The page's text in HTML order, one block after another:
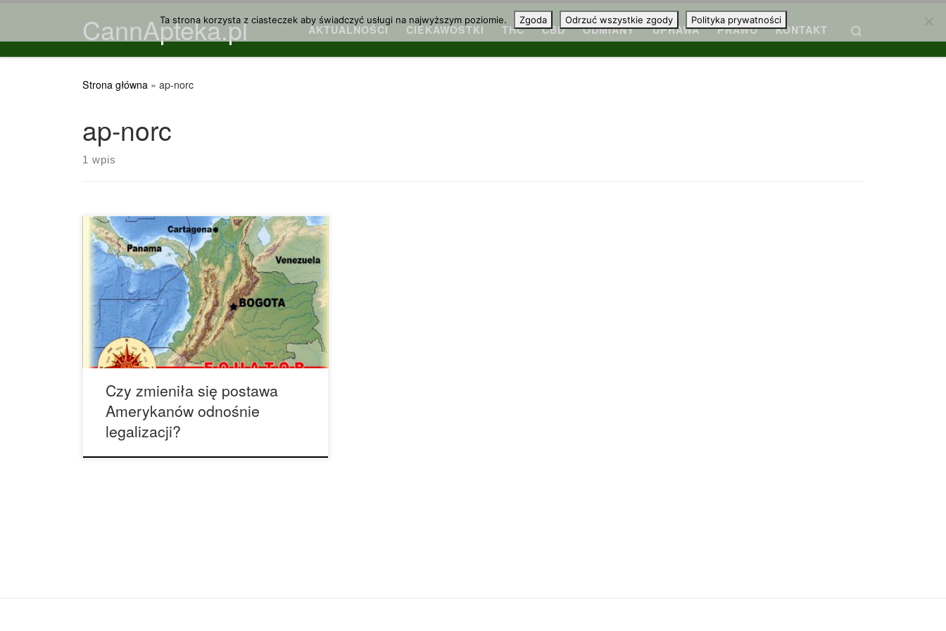
Przejdź do treściCannApteka.pl AKTUALNOŚCI CIEKAWOSTKI THC CBD ODMIANY UPRAWA PRAWO KONTAKT
Strona główna » ap-norc
ap-norc
1 wpis
Biorąc pod uwagę trzy krajowe sondaże
wykazujące ponad 60 procent poparcia dla
legalizacji, wydaje się, że postawy społeczne
osiągnęły pewnego rodzaju punkt krytyczny.
Zaledwie dwa lata temu opinia publiczna była
równo podzielona co do legalizacji marihuany –
zgodnie z sondażem przeprowadzonym przez
Public Religion Research Institute. W sierpniu 44
procent […]
Czy zmieniła się postawa
Amerykanów odnośnie
legalizacji?
Ta strona korzysta z ciasteczek aby świadczyć usługi na najwyższym poziomie. Zgoda Odrzuć wszystkie zgody Polityka prywatności